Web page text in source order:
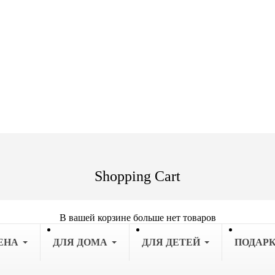
Shopping Cart
В вашей корзине больше нет товаров
ДЛЯ ДОМА ДЛЯ ДЕТЕЙ